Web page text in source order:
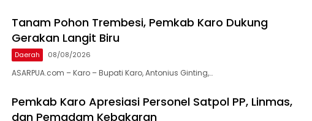
Tanam Pohon Trembesi, Pemkab Karo Dukung
Gerakan Langit Biru
Daerah 08/08/2026
ASARPUA.com – Karo – Bupati Karo, Antonius Ginting,…
Pemkab Karo Apresiasi Personel Satpol PP, Linmas,
dan Pemadam Kebakaran